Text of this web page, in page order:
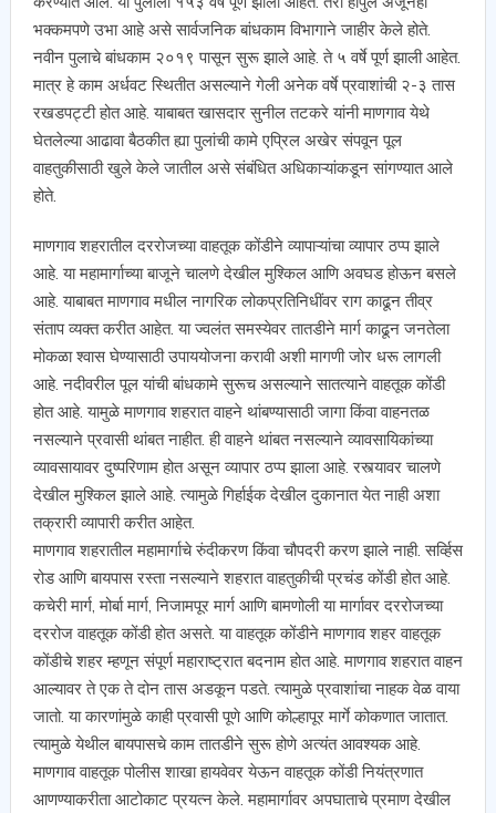
भक्कमपणे उभा आहे असे सार्वजनिक बांधकाम विभागाने जाहीर केले होते.
नवीन पुलाचे बांधकाम २०१९ पासून सुरू झाले आहे. ते ५ वर्षे पूर्ण झाली आहेत.
मात्र हे काम अर्धवट स्थितीत असल्याने गेली अनेक वर्षे प्रवाशांची २-३ तास
रखडपट्टी होत आहे. याबाबत खासदार सुनील तटकरे यांनी माणगाव येथे
घेतलेल्या आढावा बैठकीत ह्या पुलांची कामे एप्रिल अखेर संपवून पूल
वाहतुकीसाठी खुले केले जातील असे संबंधित अधिकाऱ्यांकडून सांगण्यात आले
होते.
माणगाव शहरातील दररोजच्या वाहतूक कोंडीने व्यापाऱ्यांचा व्यापार ठप्प झाले
आहे. या महामार्गाच्या बाजूने चालणे देखील मुश्किल आणि अवघड होऊन बसले
आहे. याबाबत माणगाव मधील नागरिक लोकप्रतिनिधींवर राग काढून तीव्र
संताप व्यक्त करीत आहेत. या ज्वलंत समस्येवर तातडीने मार्ग काढून जनतेला
मोकळा श्वास घेण्यासाठी उपाययोजना करावी अशी मागणी जोर धरू लागली
आहे. नदीवरील पूल यांची बांधकामे सुरूच असल्याने सातत्याने वाहतूक कोंडी
होत आहे. यामुळे माणगाव शहरात वाहने थांबण्यासाठी जागा किंवा वाहनतळ
नसल्याने प्रवासी थांबत नाहीत. ही वाहने थांबत नसल्याने व्यावसायिकांच्या
व्यावसायावर दुष्परिणाम होत असून व्यापार ठप्प झाला आहे. रस्त्यावर चालणे
देखील मुश्किल झाले आहे. त्यामुळे गिर्हाईक देखील दुकानात येत नाही अशा
तक्रारी व्यापारी करीत आहेत.
माणगाव शहरातील महामार्गाचे रुंदीकरण किंवा चौपदरी करण झाले नाही. सर्व्हिस
रोड आणि बायपास रस्ता नसल्याने शहरात वाहतुकीची प्रचंड कोंडी होत आहे.
कचेरी मार्ग, मोर्बा मार्ग, निजामपूर मार्ग आणि बामणोली या मार्गावर दररोजच्या
दररोज वाहतूक कोंडी होत असते. या वाहतूक कोंडीने माणगाव शहर वाहतूक
कोंडीचे शहर म्हणून संपूर्ण महाराष्ट्रात बदनाम होत आहे. माणगाव शहरात वाहन
आल्यावर ते एक ते दोन तास अडकून पडते. त्यामुळे प्रवाशांचा नाहक वेळ वाया
जातो. या कारणांमुळे काही प्रवासी पूणे आणि कोल्हापूर मार्गे कोकणात जातात.
त्यामुळे येथील बायपासचे काम तातडीने सुरू होणे अत्यंत आवश्यक आहे.
माणगाव वाहतूक पोलीस शाखा हायवेवर येऊन वाहतूक कोंडी नियंत्रणात
आणण्याकरीता आटोकाट प्रयत्न केले. महामार्गावर अपघाताचे प्रमाण देखील